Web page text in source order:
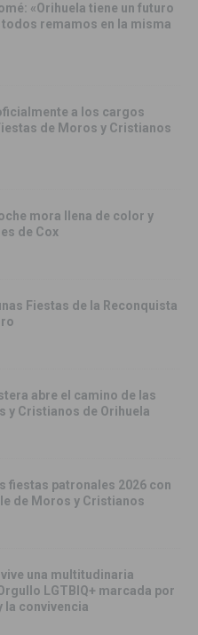
«Orihuela tiene un futuro
remamos en la misma
a los cargos
de Moros y Cristianos
mora llena de color y
de Cox
Fiestas de la Reconquista
abre el camino de las
y Cristianos de Orihuela
fiestas patronales 2026 con
de Moros y Cristianos
una multitudinaria
LGTBIQ+ marcada por
la convivencia